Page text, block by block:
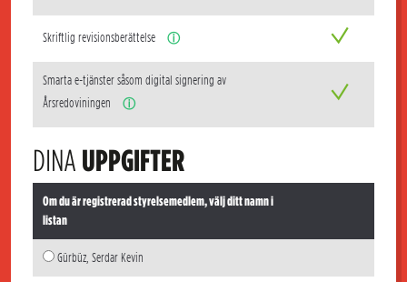
Skriftlig revisionsberättelse ⓘ
Smarta e-tjänster såsom digital signering av
Årsredoviningen
ⓘ
DINA UPPGIFTER
Om du är registrerad styrelsemedlem, välj ditt namn i
listan
Gürbüz, Serdar Kevin